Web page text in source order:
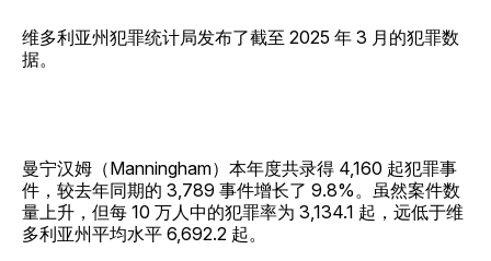
维多利亚州犯罪统计局发布了截至 2025 年 3 月的犯罪数
据。
曼宁汉姆（Manningham）本年度共录得 4,160 起犯罪事
件，较去年同期的 3,789 事件增长了 9.8%。虽然案件数
量上升，但每 10 万人中的犯罪率为 3,134.1 起，远低于维
多利亚州平均水平 6,692.2 起。